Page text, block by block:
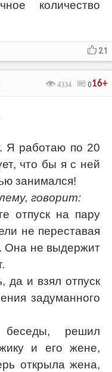
количество
21
16+
4334 0
Я работаю по 20
что бы я с ней
занимался!
говорит:
отпуск на пару
не переставая
Она не выдержит
да и взял отпуск
задуманного
решил
и его жене,
открыла жена,